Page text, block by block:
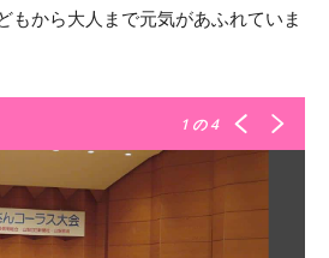
もから大人まで元気があふれていま
1 の 4